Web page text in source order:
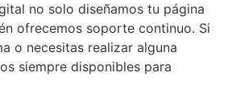
no solo diseñamos tu página
ofrecemos soporte continuo. Si
o necesitas realizar alguna
siempre disponibles para